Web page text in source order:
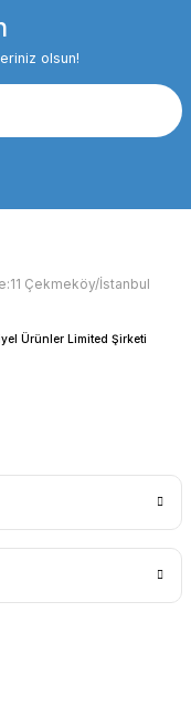
olsun!
Çekmeköy/İstanbul
Ürünler Limited Şirketi